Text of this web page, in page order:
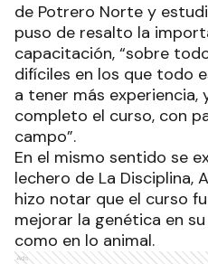
de Potrero Norte y
puso de resalto la
capacitación, “sobre
difíciles en los que todo
a tener más experiencia,
completo el curso, con
campo”.
En el mismo sentido se
lechero de La Disciplina,
hizo notar que el curso
mejorar la genética en
como en lo animal.
Ads